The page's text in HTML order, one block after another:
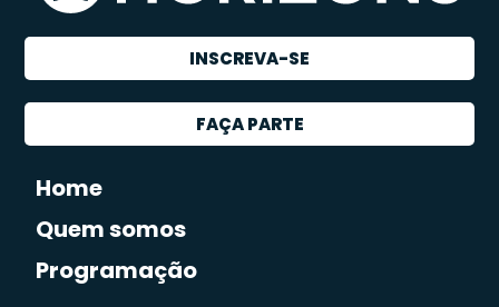
INSCREVA-SE
FAÇA PARTE
Home
Quem somos
Programação